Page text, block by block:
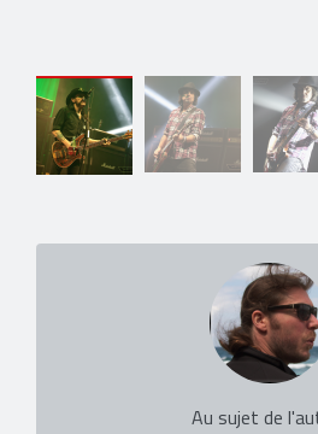
Au sujet de